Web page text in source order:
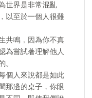
世界是非常混亂
以至於一個人很難
共鳴，因為你不真
為嘗試著理解他人
。
個人來說都是如此
那邊的桌子，你眼